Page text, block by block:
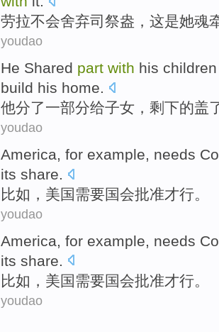
劳拉不会舍弃司祭盎，这是她魂
youdao
He Shared part with his
build his home.
他分了一部分给子女， 剩下的盖
youdao
America, for example, needs
its share.
比如 ， 美国需要国会批准才行。
youdao
America for example needs
its share.
比如 ， 美国需要国会批准才行。
youdao